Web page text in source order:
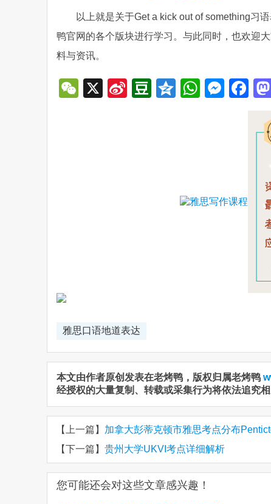
以上就是关于Get a kick out of something习
鸭官网的各个版块进行学习。与此同时，也欢迎
料与资讯。
WeChat
X
SinaDouban
Qzone
雅思口语地道表达
本文由作者原创发表在老烤鸭，版权归属老烤鸭
经授权的大量复制、转载或采集行为将依法追究相
【上一篇】 加拿大彭蒂克顿市雅思考点分布
【下一篇】 贵州大学UKVI考点详细解析
您可能还会对这些文章感兴趣！